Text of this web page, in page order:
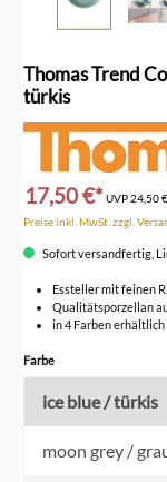
Thomas Trend
türkis
17,50 €*UVP24,50
Preise inkl. MwSt. zzgl.
Sofort versandfertig,
Essteller mit feinen
Qualitätsporzellan
in 4 Farben erhältlich
Farbeauswählen
ice blue / türkis
moon grey /